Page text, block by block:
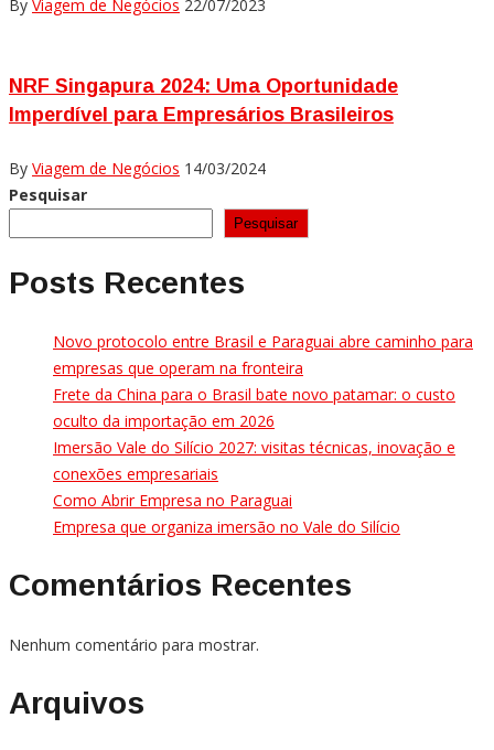
By Viagem de Negócios 22/07/2023
NRF Singapura 2024: Uma Oportunidade
Imperdível para Empresários Brasileiros
By Viagem de Negócios 14/03/2024
Pesquisar
Pesquisar
Posts Recentes
Novo protocolo entre Brasil e Paraguai abre caminho para
empresas que operam na fronteira
Frete da China para o Brasil bate novo patamar: o custo
oculto da importação em 2026
Imersão Vale do Silício 2027: visitas técnicas, inovação e
conexões empresariais
Como Abrir Empresa no Paraguai
Empresa que organiza imersão no Vale do Silício
Comentários Recentes
Nenhum comentário para mostrar.
Arquivos